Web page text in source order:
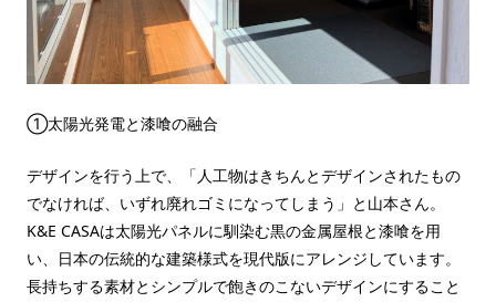
①太陽光発電と漆喰の融合
デザインを行う上で、「人工物はきちんとデザインされたもの
でなければ、いずれ廃れゴミになってしまう」と山本さん。
K&E CASAは太陽光パネルに馴染む黒の金属屋根と漆喰を用
い、日本の伝統的な建築様式を現代版にアレンジしています。
長持ちする素材とシンプルで飽きのこないデザインにすること